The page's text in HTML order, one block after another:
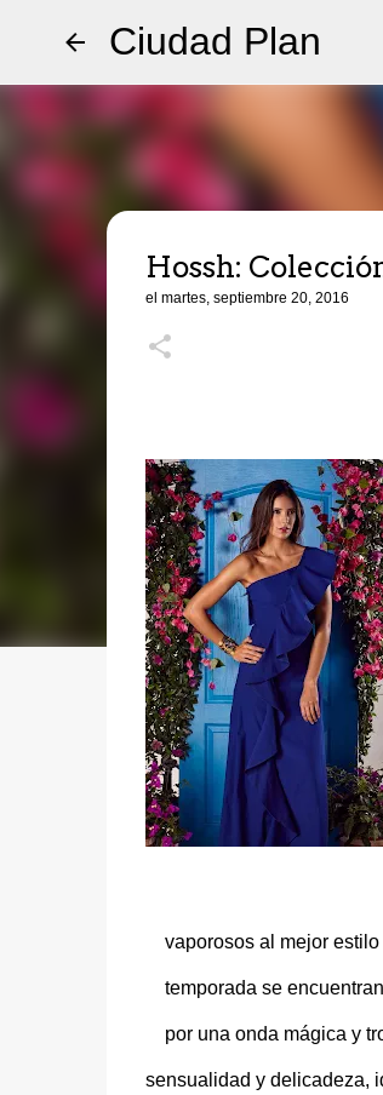
Ciudad Plan
Hossh:
el martes, septiembre 20, 2016
vaporosos al mejor
temporada se
por una onda mágica y
sensualidad y delicadeza,